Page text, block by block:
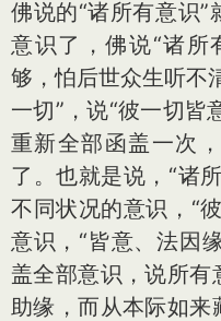
佛说的“诸所有意识
意识了，佛说“诸所
够，怕后世众生听不
一切”，说“彼一切皆
重新全部函盖一次
了。也就是说，“诸
不同状况的意识，“
意识，“皆意、法因
盖全部意识，说所有
助缘，而从本际如来